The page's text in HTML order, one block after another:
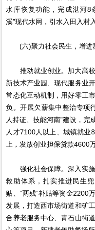
水库恢复功能，完成湛河8
溪”现代水网，引水入田入村
(六)聚力社会民生，增进
推动就业创业。加大高校
新技术产业园、现代服务业
常态化互动机制，用好零工
负。开展欠薪集中整治专项
人持证、技能河南”建设，
人才7100人以上、城镇就业
上，发放创业担保贷款4600
强化社会保障。深入实施
救助体系，扎实推进民生
贴、“两残”补贴等资金2200
发展，打造西市场街道和矿
合养老服务中心、青石山街